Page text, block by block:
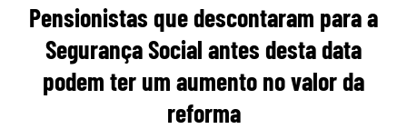
Pensionistas que descontaram para a
Segurança Social antes desta data
podem ter um aumento no valor da
reforma